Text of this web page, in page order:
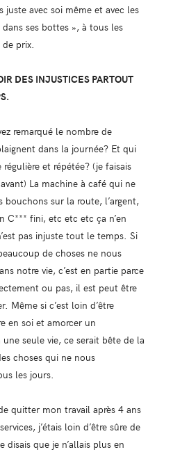
juste avec soi même et avec les
ses bottes », à tous les
de prix.
DES INJUSTICES PARTOUT
remarqué le nombre de
dans la journée? Et qui
et répétée? (je faisais
La machine à café qui ne
sur la route, l’argent,
C*** fini, etc etc etc ça n’en
pas injuste tout le temps. Si
de choses ne nous
notre vie, c’est en partie parce
ou pas, il est peut être
Même si c’est loin d’être
en soi et amorcer un
seule vie, ce serait bête de la
choses qui ne nous
les jours.
quitter mon travail après 4 ans
j’étais loin d’être sûre de
disais que je n’allais plus en